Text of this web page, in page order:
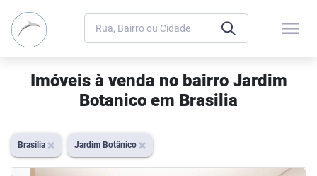
menu
Imóveis à venda no bairro Jardim
Botanico em Brasilia
Brasília Jardim Botânico